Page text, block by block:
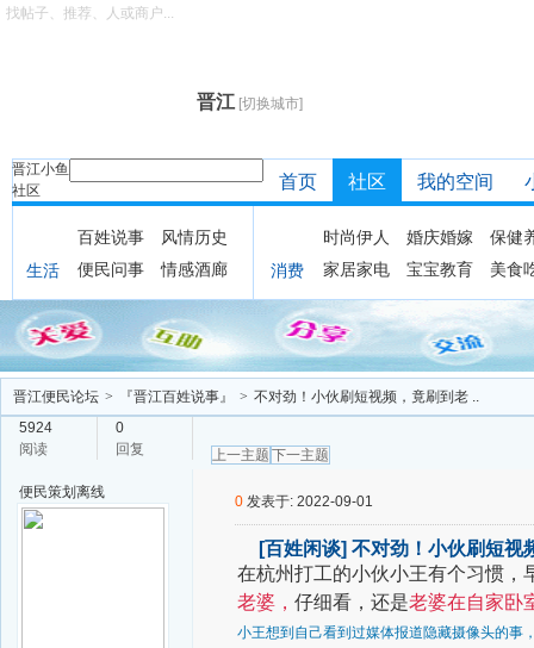
晋江 [切换城市]
晋江小鱼
社区
找帖子、推荐、人或商户...
首页 社区 我的空间
生活
百姓说事
风情历史
便民问事
情感酒廊 消费
时尚伊人 婚庆婚嫁
保健
家居家电
宝宝教育 美食
晋江便民论坛 > 『晋江百姓说事』 > 不对劲！小伙刷短视频，竟刷到老 ..
5924
阅读
0
回复
上一主题 下一主题
便民策划 离线
0 发表于: 2022-09-01
[百姓闲谈] 不对劲！小伙刷短视
在杭州打工的小伙小王有个习惯，
老婆， 仔细看，还是老婆在自家卧
小王想到自己看到过媒体报道隐藏摄像头的事